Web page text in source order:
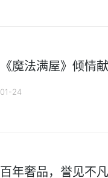
《魔法满屋》倾情
01-24
百年奢品，誉见不